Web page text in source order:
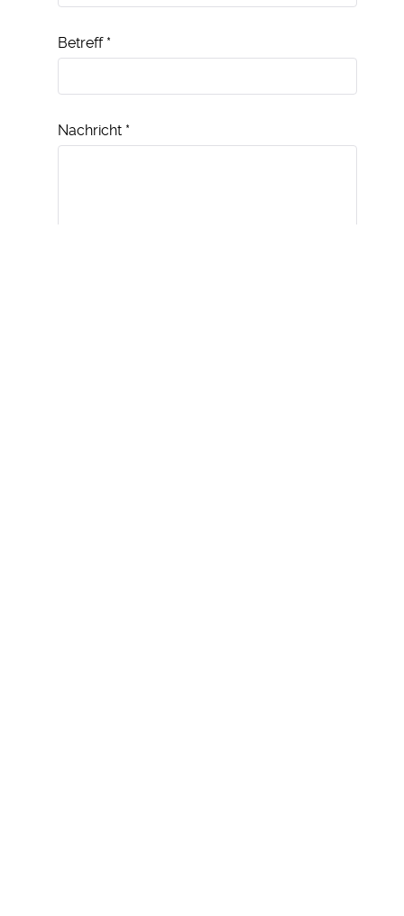
Betreff*
Nachricht *